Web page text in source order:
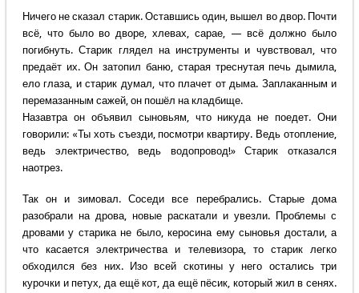
Ничего не сказал старик. Оставшись один, вышел во двор. Почти
всё, что было во дворе, хлевах, сарае, — всё должно было
погибнуть. Старик глядел на инструменты и чувствовал, что
предаёт их. Он затопил баню, старая треснутая печь дымила,
ело глаза, и старик думал, что плачет от дыма. Заплаканным и
перемазанным сажей, он пошёл на кладбище.
Назавтра он объявил сыновьям, что никуда не поедет. Они
говорили: «Ты хоть съезди, посмотри квартиру. Ведь отопление,
ведь электричество, ведь водопровод!» Старик отказался
наотрез.
Так он и зимовал. Соседи все перебрались. Старые дома
разобрали на дрова, новые раскатали и увезли. Проблемы с
дровами у старика не было, керосина ему сыновья достали, а
что касается электричества и телевизора, то старик легко
обходился без них. Изо всей скотины у него остались три
курочки и петух, да ещё кот, да ещё пёсик, который жил в сенях.